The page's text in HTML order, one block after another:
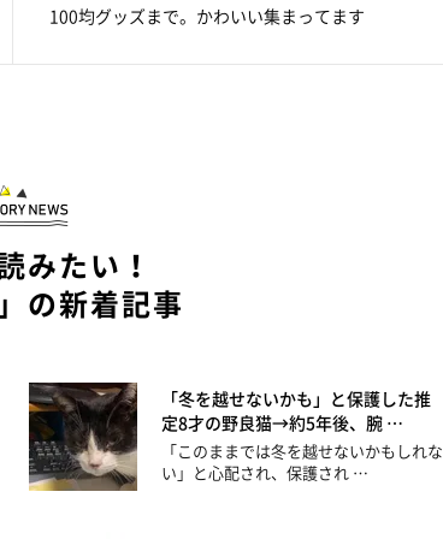
100均グッズまで。かわいい集まってます
みたい！
の新着記事
「冬を越せないかも」と保護した推
定8才の野良猫→約5年後、腕 …
「このままでは冬を越せないかもしれな
い」と心配され、保護され …